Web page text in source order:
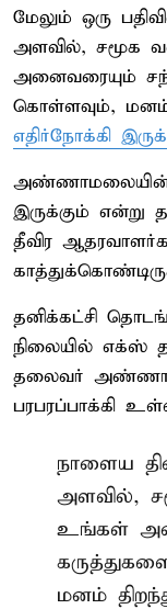
மேலும் ஒரு
அளவில், சமூக
அனைவரையும்
கொள்ளவும், மனம்
எதிர்நோக்கி
அண்ணாமலையின்
இருக்கும்
தீவிர
தனிக்கட்சி
நிலையில் எக்ஸ்
தலைவர்
பரபரப்பாக்கி
நாளைய
அளவில்,
உங்கள்
மனம்